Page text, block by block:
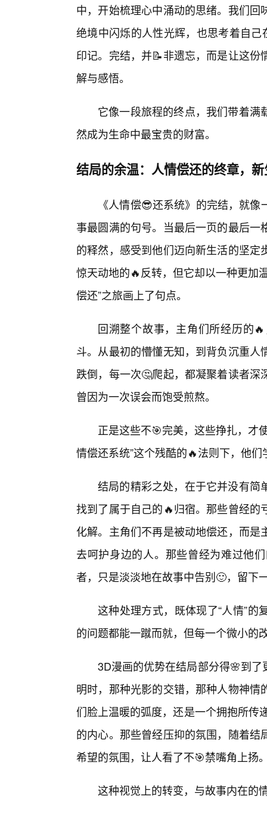
中，开始梳理心中涌动的思绪。我们
绝境中闪烁的人性光辉，也思考着自
印记。完结，并📝非遗忘，而是让这
解与感悟。
它像一段旅程的终点，我们带着
然成为生命中最宝贵的财富。
结局的余温：人情偿还的终章，
《人情偿😎还系统》的完结，就
事最圆满的句号。当最后一页的最后
的释然，感受到他们迈向新生活的坚
惊天动地的🔥反转，但它却以一种更加
偿还”之旅画上了句点。
回溯整个故事，主角们所经历的
斗。从最初的懵懂无知，到背负沉重
跌倒，每一次🤔爬起，都凝聚着读者
曾因为一次误会而饱受煎熬。
正是这些不🎯完美，这些挣扎，才
情偿还系统”这个残酷的🔥法则下，他
结局的精彩之处，在于它并没有简
找到了属于自己的🔥归宿。那些曾经
化解。主角们不再是被动地偿还，而
去呵护身边的人。那些曾经为难过他
者，只是淡淡地在故事中告别🙂，留下
这种处理方式，既体现了“人情”
的问题都能一蹴而就，但每一个微小的
3D漫画的优势在结局部分得🌸到
明时，那种光影的交错，那种人物神
们脸上温暖的弧度，还是一个拥抱所传
的内心。那些曾经压抑的氛围，随着
希望的氛围，让人看了不🎯禁嘴角上扬
这种视觉上的转变，与故事内在的